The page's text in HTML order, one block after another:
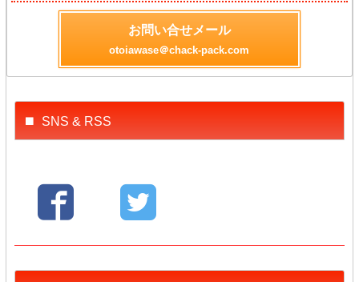
お問い合せメール
otoiawase＠chack-pack.com
SNS & RSS